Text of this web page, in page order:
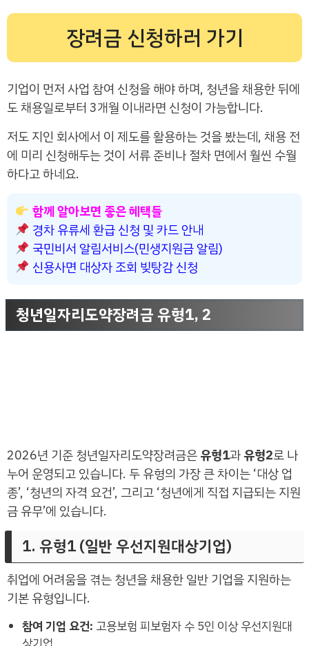
장려금 신청하러 가기
기업이 먼저 사업 참여 신청을 해야 하며, 청년을 채용한 뒤에
도 채용일로부터 3개월 이내라면 신청이 가능합니다.
저도 지인 회사에서 이 제도를 활용하는 것을 봤는데, 채용 전
에 미리 신청해두는 것이 서류 준비나 절차 면에서 훨씬 수월
하다고 하네요.
함께 알아보면 좋은 혜택들
경차 유류세 환급 신청 및 카드 안내
국민비서 알림서비스(민생지원금 알림)
신용사면 대상자 조회 빚탕감 신청
청년일자리도약장려금 유형1, 2
2026년 기준 청년일자리도약장려금은유형1과유형2로 나
누어 운영되고 있습니다. 두 유형의 가장 큰 차이는 ‘대상 업
종’, ‘청년의 자격 요건’, 그리고 ‘청년에게 직접 지급되는 지원
금 유무’에 있습니다.
1. 유형1 (일반 우선지원대상기업)
취업에 어려움을 겪는 청년을 채용한 일반 기업을 지원하는
기본 유형입니다.
참여 기업 요건: 고용보험 피보험자 수 5인 이상 우선지원대